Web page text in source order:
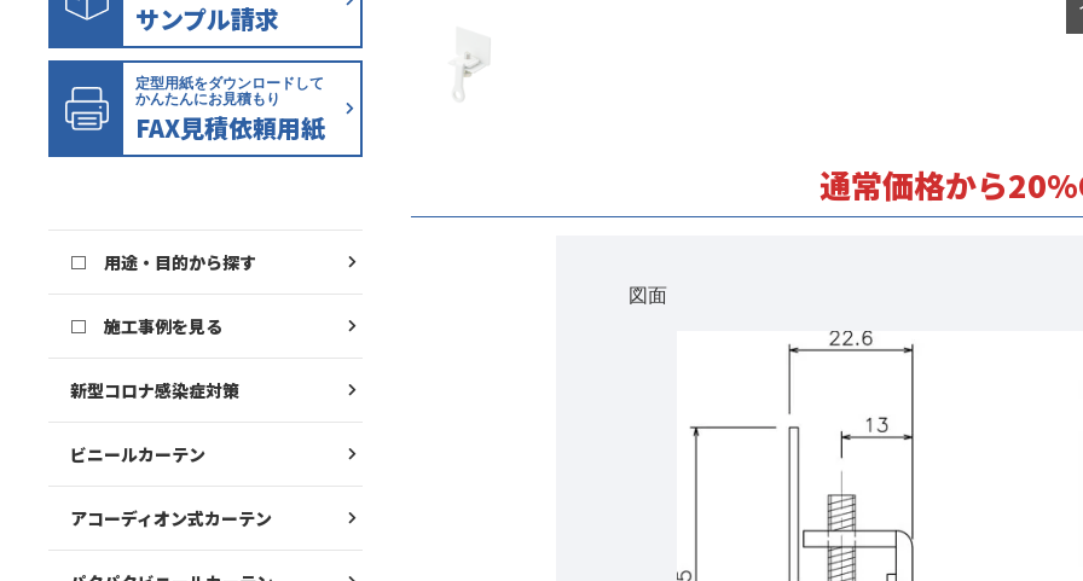
サンプル請求
定型用紙をダウンロードして
かんたんにお見積もり
FAX見積依頼用紙
□ 用途・目的から探す
□ 施工事例を見る
新型コロナ感染症対策
ビニールカーテン
アコーディオン式カーテン
通常価格から
図面